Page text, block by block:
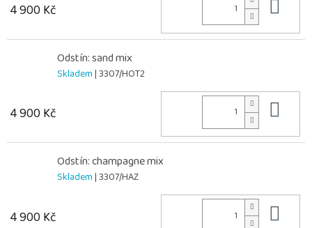
4 900 Kč
Odstín: sand mix
Skladem| 3307/HOT2
4 900 Kč
Odstín: champagne mix
Skladem| 3307/HAZ
4 900 Kč